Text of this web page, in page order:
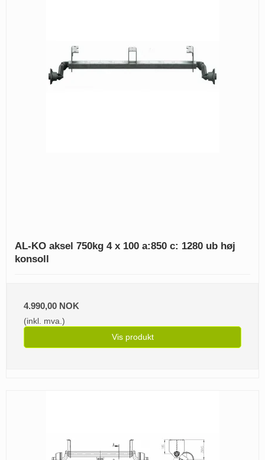
AL-KO aksel 750kg 4 x 100 a:850 c: 1280 ub høj
konsoll
4.990,00 NOK
(inkl. mva.)
Vis produkt